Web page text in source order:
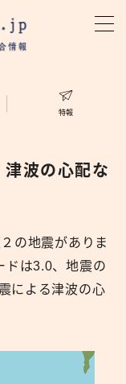
特報
波の心配な
の地震がありま
ドは3.0、地震の
による津波の心